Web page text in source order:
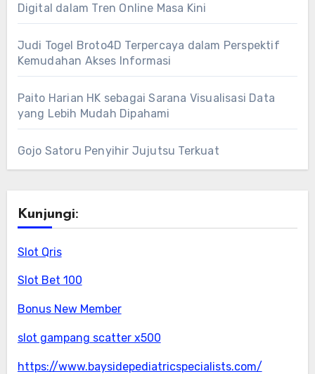
Digital dalam Tren Online Masa Kini
Judi Togel Broto4D Terpercaya dalam Perspektif
Kemudahan Akses Informasi
Paito Harian HK sebagai Sarana Visualisasi Data
yang Lebih Mudah Dipahami
Gojo Satoru Penyihir Jujutsu Terkuat
Kunjungi:
Slot Qris
Slot Bet 100
Bonus New Member
slot gampang scatter x500
https://www.baysidepediatricspecialists.com/